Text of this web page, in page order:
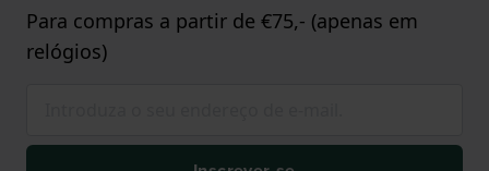
Para compras a partir de €75,- (apenas em
relógios)